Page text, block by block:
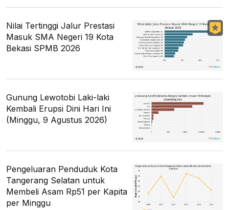
Nilai Tertinggi Jalur Prestasi
Masuk SMA Negeri 19 Kota
Bekasi SPMB 2026
Gunung Lewotobi Laki-laki
Kembali Erupsi Dini Hari Ini
(Minggu, 9 Agustus 2026)
Pengeluaran Penduduk Kota
Tangerang Selatan untuk
Membeli Asam Rp51 per Kapita
per Minggu